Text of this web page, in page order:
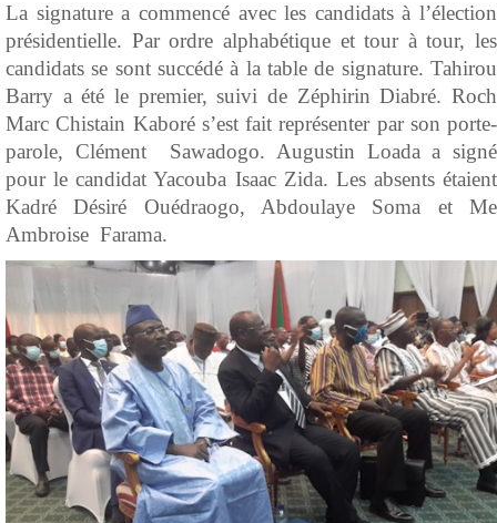
La signature a commencé avec les candidats à l’élection
présidentielle. Par ordre alphabétique et tour à tour, les
candidats se sont succédé à la table de signature. Tahirou
Barry a été le premier, suivi de Zéphirin Diabré. Roch
Marc Chistain Kaboré s’est fait représenter par son porte-
parole, Clément Sawadogo. Augustin Loada a signé
pour le candidat Yacouba Isaac Zida. Les absents étaient
Kadré Désiré Ouédraogo, Abdoulaye Soma et Me
Ambroise Farama.